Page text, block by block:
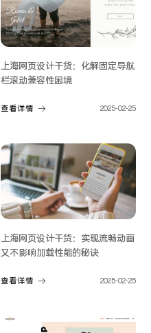
上海网页设计干货：化解固定导航
栏滚动兼容性困境
查看详情 2025-02-25
上海网页设计干货：实现流畅动画
又不影响加载性能的秘诀
查看详情 2025-02-25